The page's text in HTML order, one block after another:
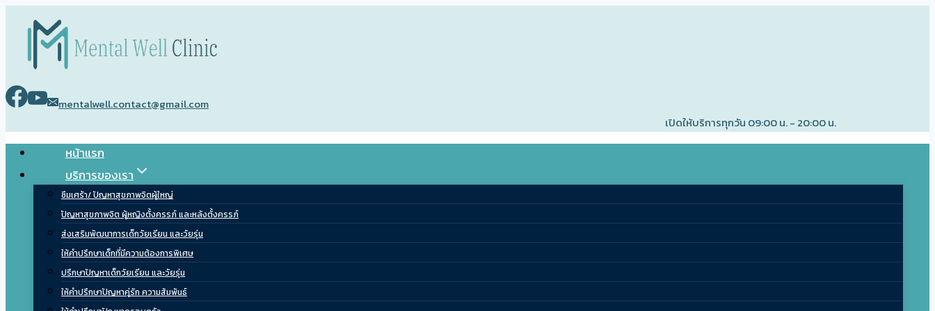
content
mentalwell.contact@gmail.com
เปิดให้บริการทุกวัน 09:00 น. - 20:00 น.
หน้าแรก
บริการของเรา
ซึมเศร้า/ ปัญหาสุขภาพจิตผู้ใหญ่
ปัญหาสุขภาพจิต ผู้หญิงตั้งครรภ์ และหลังตั้งครรภ์
ส่งเสริมพัฒนาการเด็กวัยเรียน และวัยรุ่น
ให้คำปรึกษาเด็กที่มีความต้องการพิเศษ
ปรึกษาปัญหาเด็กวัยเรียน และวัยรุ่น
ให้คำปรึกษาปัญหาคู่รัก ความสัมพันธ์